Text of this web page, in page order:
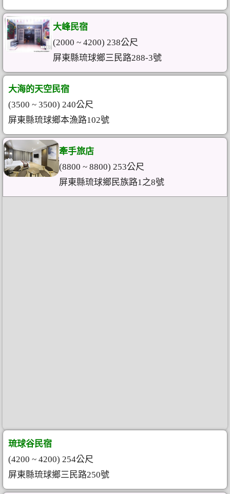
大峰民宿
(2000 ~ 4200) 238公尺
屏東縣琉球鄉三民路288-3號
大海的天空民宿
(3500 ~ 3500) 240公尺
屏東縣琉球鄉本漁路102號
牽手旅店
(8800 ~ 8800) 253公尺
屏東縣琉球鄉民族路1之8號
琉球谷民宿
(4200 ~ 4200) 254公尺
屏東縣琉球鄉三民路250號